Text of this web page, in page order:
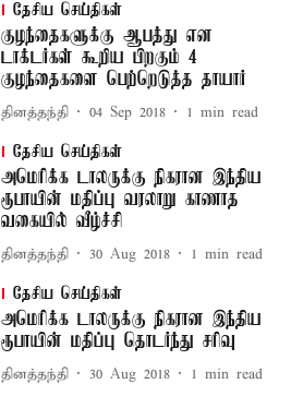
தேசிய செய்திகள்
குழந்தைகளுக்கு ஆபத்து என
டாக்டர்கள் கூறிய பிறகும் 4
குழந்தைகளை பெற்றெடுத்த தாயார்
தினத்தந்தி 04 Sep 2018 1 min read
தேசிய செய்திகள்
அமெரிக்க டாலருக்கு நிகரான இந்திய
ரூபாயின் மதிப்பு வரலாறு காணாத
வகையில் வீழ்ச்சி
தினத்தந்தி 30 Aug 2018 1 min read
தேசிய செய்திகள்
அமெரிக்க டாலருக்கு நிகரான இந்திய
ரூபாயின் மதிப்பு தொடர்ந்து சரிவு
தினத்தந்தி 30 Aug 2018 1 min read